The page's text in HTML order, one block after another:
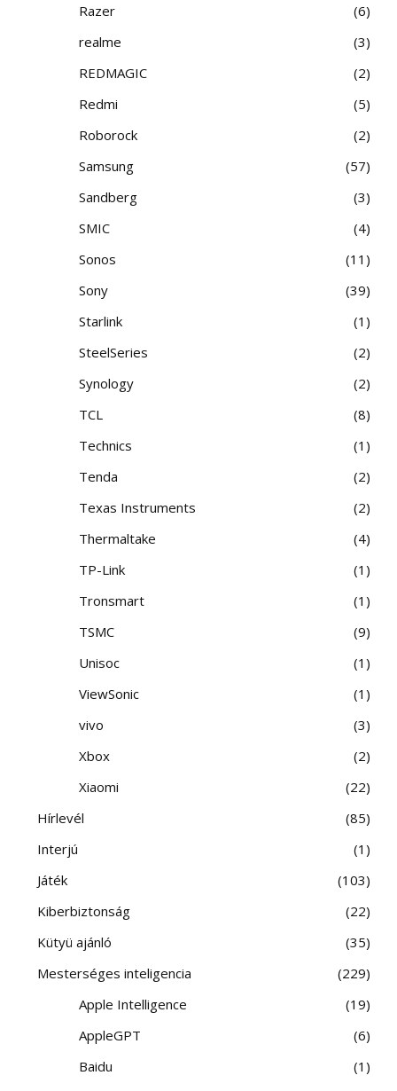
Razer
6
realme
3
REDMAGIC
2
Redmi
5
Roborock
2
Samsung
57
Sandberg
3
SMIC
4
Sonos
11
Sony
39
Starlink
1
SteelSeries
2
Synology
2
TCL
8
Technics
1
Tenda
2
Texas Instruments
2
Thermaltake
4
TP-Link
1
Tronsmart
1
TSMC
9
Unisoc
1
ViewSonic
1
vivo
3
Xbox
2
Xiaomi
22
Hírlevél
85
Interjú
1
Játék
103
Kiberbiztonság
22
Kütyü ajánló
35
Mesterséges inteligencia
229
Apple Intelligence
19
AppleGPT
6
Baidu
1